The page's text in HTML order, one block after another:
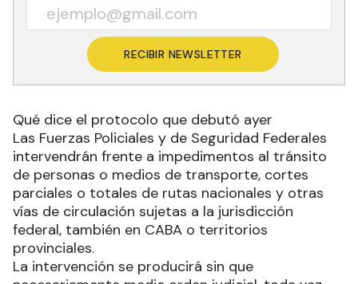
RECIBIR NEWSLETTER
Qué dice el protocolo que debutó ayer
Las Fuerzas Policiales y de Seguridad Federales
intervendrán frente a impedimentos al tránsito
de personas o medios de transporte, cortes
parciales o totales de rutas nacionales y otras
vías de circulación sujetas a la jurisdicción
federal, también en CABA o territorios
provinciales.
La intervención se producirá sin que